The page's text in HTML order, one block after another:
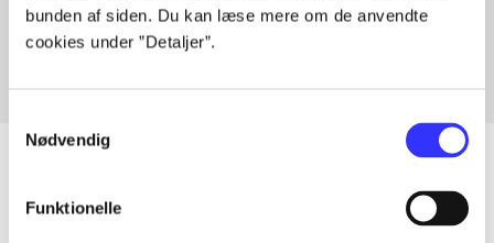
bunden af siden. Du kan læse mere om de anvendte
cookies under ”Detaljer”.
Nødvendig
Funktionelle
Fra